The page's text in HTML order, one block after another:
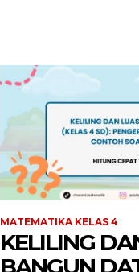
MATEMATIKA KELAS 4
KELILING
BANGUN